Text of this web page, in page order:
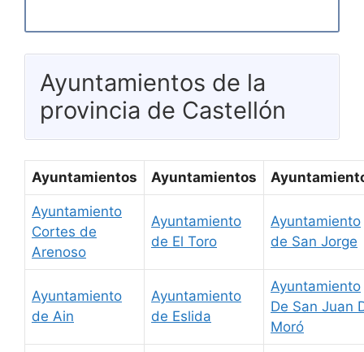
Ayuntamientos de la
provincia de Castellón
Ayuntamientos Ayuntamientos
Ayuntamiento
Cortes de
Arenoso
Ayuntamiento
de El Toro
Ayuntamiento
de San Jorge
Ayuntamiento
de Ain
Ayuntamiento
de Eslida
Ayuntamiento
De San Juan
Moró